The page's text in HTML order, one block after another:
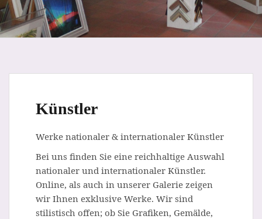
Künstler
Werke nationaler & internationaler Künstler
Bei uns finden Sie eine reichhaltige Auswahl
nationaler und internationaler Künstler.
Online, als auch in unserer Galerie zeigen
wir Ihnen exklusive Werke. Wir sind
stilistisch offen; ob Sie Grafiken, Gemälde,